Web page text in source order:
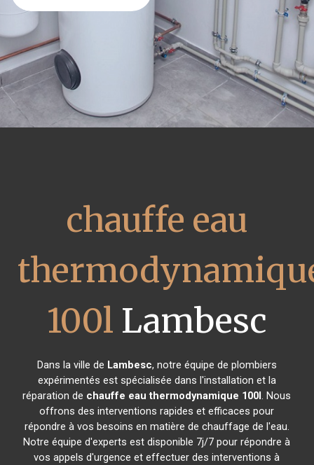
chauffe eau
100l Lambesc
Dans la ville de Lambesc, notre équipe de plombiers
expérimentés est spécialisée dans l'installation et la
réparation de chauffe eau thermodynamique 100l. Nous
offrons des interventions rapides et efficaces pour
répondre à vos besoins en matière de chauffage de l'eau.
Notre équipe d'experts est disponible 7j/7 pour répondre à
vos appels d'urgence et effectuer des interventions à